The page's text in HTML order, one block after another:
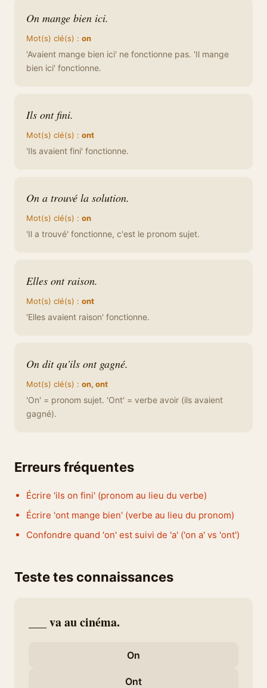
On mange bien ici.
Mot(s) clé(s) : on
'Avaient mange bien ici' ne fonctionne pas. 'Il mange
bien ici' fonctionne.
Ils ont fini.
Mot(s) clé(s) : ont
'Ils avaient fini' fonctionne.
On a trouvé la solution.
Mot(s) clé(s) : on
'Il a trouvé' fonctionne, c'est le pronom sujet.
Elles ont raison.
Mot(s) clé(s) : ont
'Elles avaient raison' fonctionne.
On dit qu'ils ont gagné.
Mot(s) clé(s) : on, ont
'On' = pronom sujet. 'Ont' = verbe avoir (ils avaient
gagné).
Erreurs fréquentes
Écrire 'ils on fini' (pronom au lieu du verbe)
Écrire 'ont mange bien' (verbe au lieu du pronom)
Confondre quand 'on' est suivi de 'a' ('on a' vs 'ont')
Teste tes connaissances
___ va au cinéma.
On
Ont